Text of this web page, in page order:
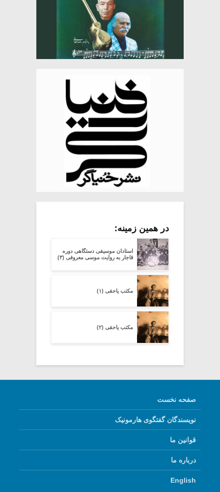
در همین زمینه:
استادان موسیقی دستگاهی دوره
قاجار به روایت موسی معروفی (۳)
مکتب یاحقی (۱)
مکتب یاحقی (۲)
صفحه نخست
نویسندگان گفتگوی هارمونیک
قوانین ما
درباره ما
English